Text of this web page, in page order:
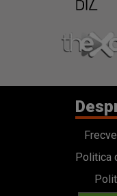
Politica